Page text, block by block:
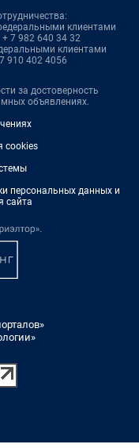
клиентами
+ 7 982 640 34 32
клиентами
910 402 4056
за достоверность
объявлениях.
cookies
персональных данных и
сайта